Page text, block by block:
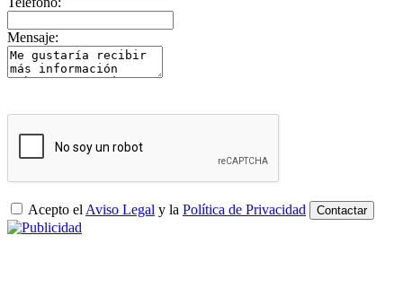
Mensaje:
Acepto el Aviso Legal y la Política de Privacidad